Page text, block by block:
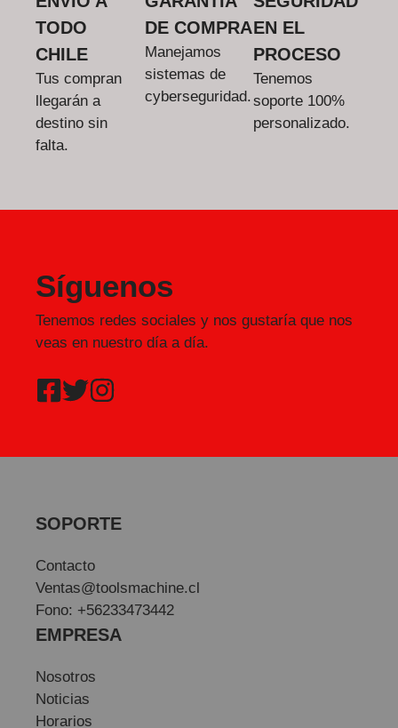
TODO
CHILE
Tus compran
llegarán a
destino sin
falta.
DE COMPRA
Manejamos
sistemas de
cyberseguridad.
EN EL
PROCESO
Tenemos
soporte 100%
personalizado.
Síguenos
Tenemos redes sociales y nos gustaría que nos
veas en nuestro día a día.
SOPORTE
Contacto
Ventas@toolsmachine.cl
Fono: +56233473442
EMPRESA
Nosotros
Noticias
Horarios